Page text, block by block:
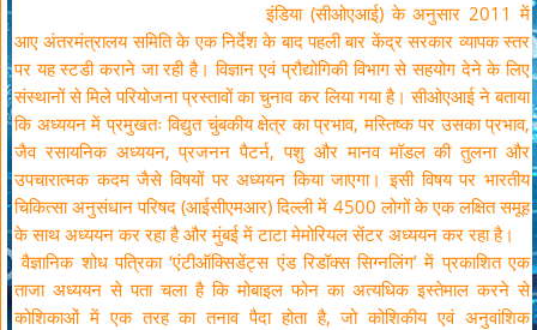
इंडिया (सीओएआई) के अनुसार 2011 में
आए अंतरमंत्रालय समिति के एक निर्देश के बाद पहली बार केंद्र सरकार व्यापक स्तर
पर यह स्टडी कराने जा रही है। विज्ञान एवं प्रौद्योगिकी विभाग से सहयोग देने के लिए
संस्थानों से मिले परियोजना प्रस्तावों का चुनाव कर लिया गया है। सीओएआई ने बताया
कि अध्ययन में प्रमुखतः विद्युत चुंबकीय क्षेत्र का प्रभाव, मस्तिष्क पर उसका प्रभाव,
जैव रसायनिक अध्ययन, प्रजनन पैटर्न, पशु और मानव मॉडल की तुलना और
उपचारात्मक कदम जैसे विषयों पर अध्ययन किया जाएगा। इसी विषय पर भारतीय
चिकित्सा अनुसंधान परिषद (आईसीएमआर) दिल्ली में 4500 लोगों के एक लक्षित समूह
के साथ अध्ययन कर रहा है और मुंबई में टाटा मेमोरियल सेंटर अध्ययन कर रहा है।
वैज्ञानिक शोध पत्रिका ‘एंटीऑक्सिडेंट्स एंड रिडॉक्स सिग्नलिंग’ में प्रकाशित एक
ताजा अध्ययन से पता चला है कि मोबाइल फोन का अत्यधिक इस्तेमाल करने से
कोशिकाओं में एक तरह का तनाव पैदा होता है, जो कोशिकीय एवं अनुवांशिक